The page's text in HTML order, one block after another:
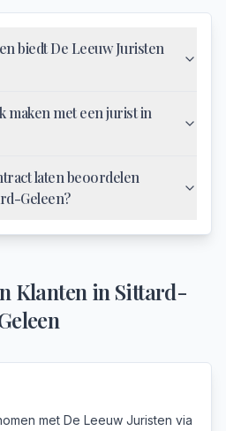
biedt De Leeuw Juristen
maken met een jurist in
laten beoordelen
Geleen?
Klanten in Sittard-
met De Leeuw Juristen via